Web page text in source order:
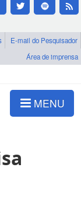
E-mail do Pesquisador
Área de imprensa
MENU